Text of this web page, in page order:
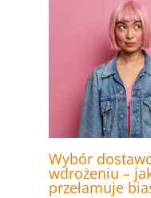
Wybór
wdrożeniu –
przełamuje